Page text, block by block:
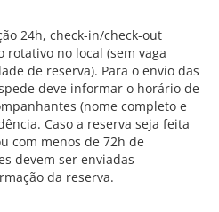
24h, check-in/check-out
no local (sem vaga
de reserva). Para o envio das
deve informar o horário de
(nome completo e
Caso a reserva seja feita
com menos de 72h de
devem ser enviadas
da reserva.